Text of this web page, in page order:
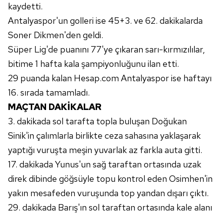
kaydetti.
Antalyaspor'un golleri ise 45+3. ve 62. dakikalarda
Soner Dikmen'den geldi.
Süper Lig'de puanını 77'ye çıkaran sarı-kırmızılılar,
bitime 1 hafta kala şampiyonluğunu ilan etti.
29 puanda kalan Hesap.com Antalyaspor ise haftayı
16. sırada tamamladı.
MAÇTAN DAKİKALAR
3. dakikada sol tarafta topla buluşan Doğukan
Sinik'in çalımlarla birlikte ceza sahasına yaklaşarak
yaptığı vuruşta meşin yuvarlak az farkla auta gitti.
17. dakikada Yunus'un sağ taraftan ortasında uzak
direk dibinde göğsüyle topu kontrol eden Osimhen'in
yakın mesafeden vuruşunda top yandan dışarı çıktı.
29. dakikada Barış'ın sol taraftan ortasında kale alanı